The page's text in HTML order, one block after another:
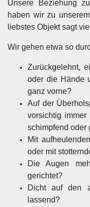
Unsere Beziehung
haben wir zu
liebstes Objekt sagt
Wir gehen etwa so
Zurückgelehnt,
oder die Hände
ganz vorne?
Auf der
vorsichtig immer
schimpfend oder
Mit
oder mit
Die Augen
gerichtet?
Dicht auf den
lassend?